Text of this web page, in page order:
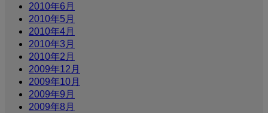
2010年6月
2010年5月
2010年4月
2010年3月
2010年2月
2009年12月
2009年10月
2009年9月
2009年8月